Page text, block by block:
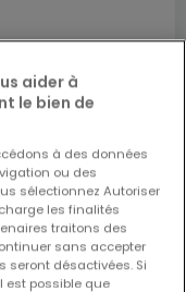
aider à
le bien de
à des données
ou des
sélectionnez Autoriser
les finalités
traitons des
sans accepter
seront désactivées. Si
est possible que